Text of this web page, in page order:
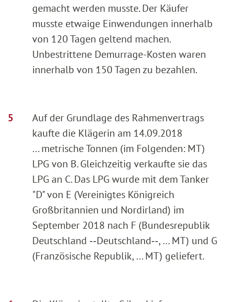
gemacht werden musste. Der Käufer
musste etwaige Einwendungen innerhalb
von 120 Tagen geltend machen.
Unbestrittene Demurrage-Kosten waren
innerhalb von 150 Tagen zu bezahlen.
Auf der Grundlage des Rahmenvertrags
kaufte die Klägerin am 14.09.2018
… metrische Tonnen (im Folgenden: MT)
LPG von B. Gleichzeitig verkaufte sie das
LPG an C. Das LPG wurde mit dem Tanker
"D" von E (Vereinigtes Königreich
Großbritannien und Nordirland) im
September 2018 nach F (Bundesrepublik
Deutschland ‑‑Deutschland‑‑, … MT) und G
(Französische Republik, … MT) geliefert.